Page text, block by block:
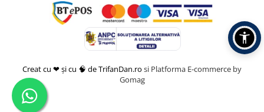
Creat cu ❤ și cu 🧠 de TrifanDan.ro si Platforma E-commerce by
Gomag